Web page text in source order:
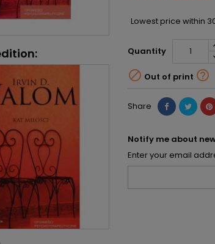
Lowest price within
Quantity
 Out of print 
Share
Notify me about
Enter your email